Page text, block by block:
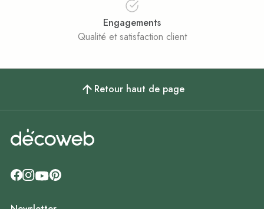
Engagements
Qualité et satisfaction client
Retour haut de page